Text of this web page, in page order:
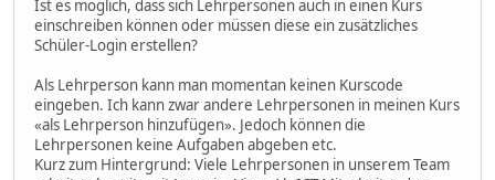
Ist es möglich, dass sich Lehrpersonen auch in einen Kurs
einschreiben können oder müssen diese ein zusätzliches
Schüler-Login erstellen?
Als Lehrperson kann man momentan keinen Kurscode
eingeben. Ich kann zwar andere Lehrpersonen in meinen Kurs
«als Lehrperson hinzufügen». Jedoch können die
Lehrpersonen keine Aufgaben abgeben etc.
Kurz zum Hintergrund: Viele Lehrpersonen in unserem Team